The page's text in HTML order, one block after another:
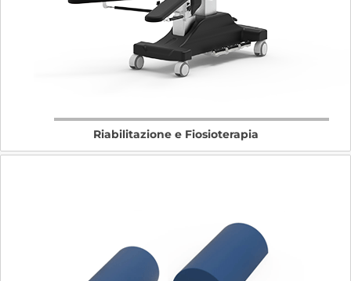
Riabilitazione e Fiosioterapia